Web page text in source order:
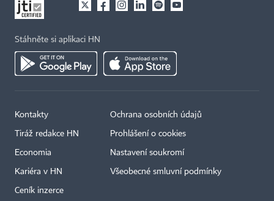
Stáhněte si aplikaci HN
Kontakty
Tiráž redakce HN
Economia
Kariéra v HN
Ceník inzerce
Ochrana osobních údajů
Prohlášení o cookies
Nastavení soukromí
Všeobecné smluvní podmínky